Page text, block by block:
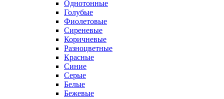
Однотонные
Голубые
Фиолетовые
Сиреневые
Коричневые
Разноцветные
Красные
Синие
Серые
Белые
Бежевые